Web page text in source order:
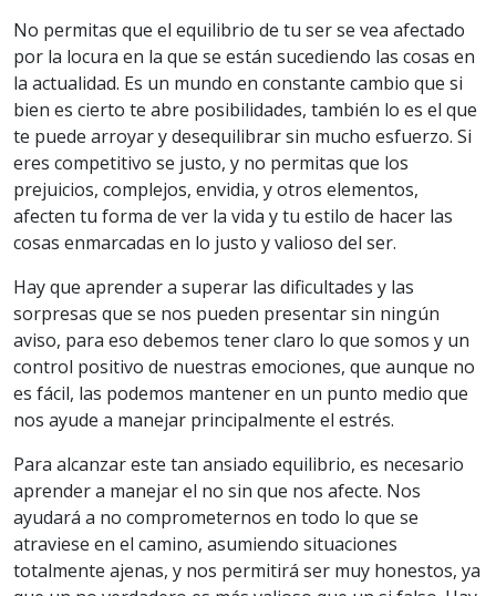
No permitas que el equilibrio de tu ser se vea afectado
por la locura en la que se están sucediendo las cosas en
la actualidad. Es un mundo en constante cambio que si
bien es cierto te abre posibilidades, también lo es el que
te puede arroyar y desequilibrar sin mucho esfuerzo. Si
eres competitivo se justo, y no permitas que los
prejuicios, complejos, envidia, y otros elementos,
afecten tu forma de ver la vida y tu estilo de hacer las
cosas enmarcadas en lo justo y valioso del ser.
Hay que aprender a superar las dificultades y las
sorpresas que se nos pueden presentar sin ningún
aviso, para eso debemos tener claro lo que somos y un
control positivo de nuestras emociones, que aunque no
es fácil, las podemos mantener en un punto medio que
nos ayude a manejar principalmente el estrés.
Para alcanzar este tan ansiado equilibrio, es necesario
aprender a manejar el no sin que nos afecte. Nos
ayudará a no comprometernos en todo lo que se
atraviese en el camino, asumiendo situaciones
totalmente ajenas, y nos permitirá ser muy honestos, ya